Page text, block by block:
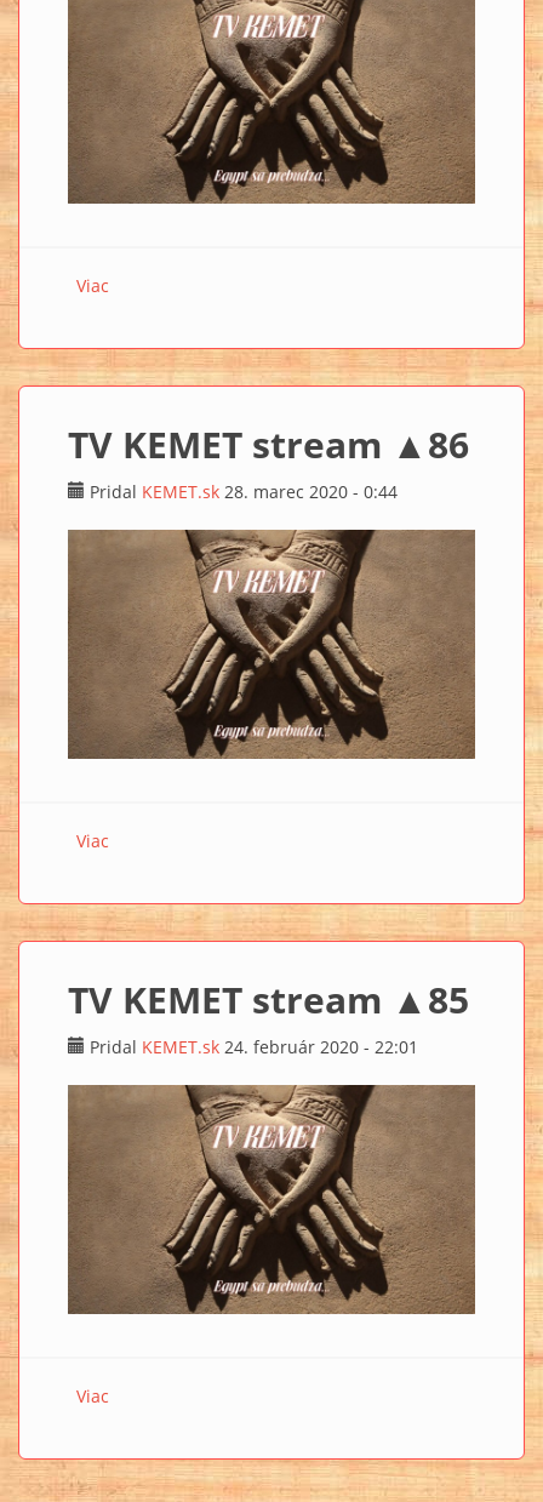
Viac
TV KEMET stream ▲86
Pridal KEMET.sk 28. marec 2020 - 0:44
Viac
TV KEMET stream ▲85
Pridal KEMET.sk 24. február 2020 - 22:01
Viac